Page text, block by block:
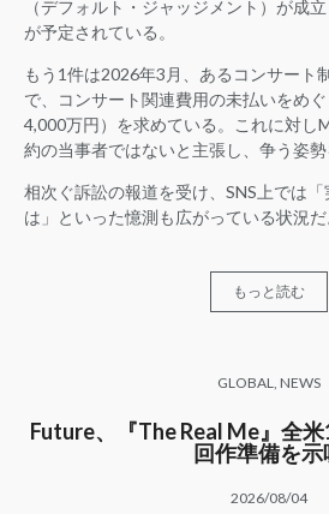
（デフォルト・ジャッジメント）が成
が予定されている。
もう1件は2026年3月、あるコンサート
で、コンサート関連費用の未払いをめ
4,000万円）を求めている。これに対し
約の当事者ではないと主張し、争う姿勢
相次ぐ訴訟の報道を受け、SNS上では
は」といった憶測も広がっている状況だ
もっと読む
GLOBAL NEWS
Future、『The Real Me』全
回作準備を示
2026/08/04